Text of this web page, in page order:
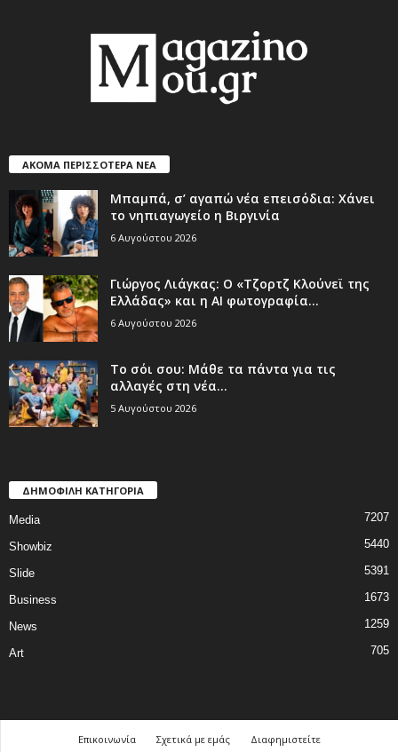
ΑΚΟΜΑ ΠΕΡΙΣΣΟΤΕΡΑ ΝΕΑ
Μπαμπά, σ’ αγαπώ νέα επεισόδια: Χάνει
το νηπιαγωγείο η Βιργινία
6 Αυγούστου 2026
Γιώργος Λιάγκας: Ο «Τζορτζ Κλούνεϊ της
Ελλάδας» και η AI φωτογραφία...
6 Αυγούστου 2026
Το σόι σου: Μάθε τα πάντα για τις
αλλαγές στη νέα...
5 Αυγούστου 2026
ΔΗΜΟΦΙΛΗ ΚΑΤΗΓΟΡΙΑ
Media 7207
Showbiz 5440
Slide 5391
Business 1673
News 1259
Art 705
Επικοινωνία Σχετικά με εμάς Διαφημιστείτε